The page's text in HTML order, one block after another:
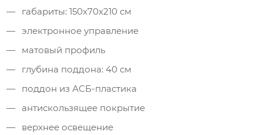
габариты: 150x70x210 см
электронное управление
матовый профиль
глубина поддона: 40 см
поддон из АСБ-пластика
антискользящее покрытие
верхнее освещение